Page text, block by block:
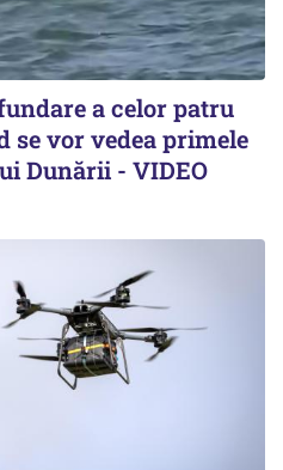
a celor patru
se vor vedea primele
Dunării - VIDEO